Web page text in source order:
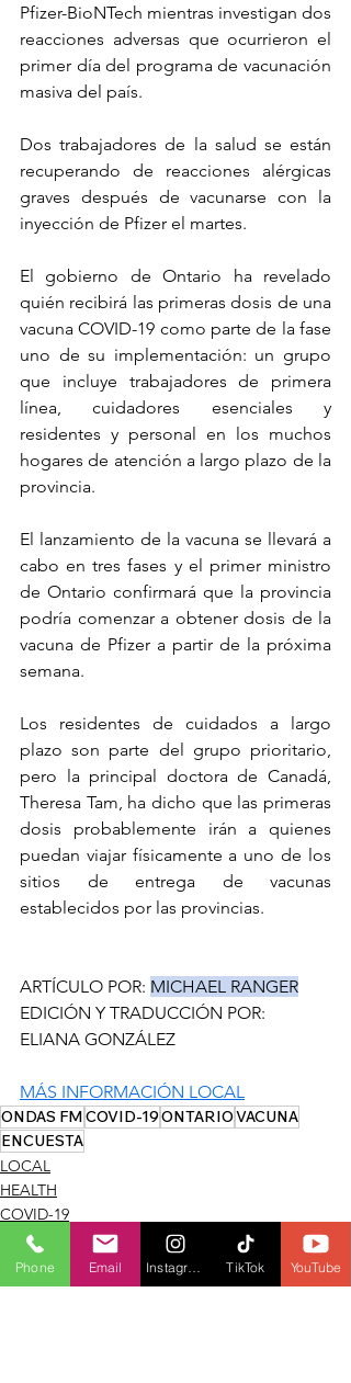
Pfizer-BioNTech mientras investigan dos
reacciones adversas que ocurrieron el
primer día del programa de vacunación
masiva del país.
Dos trabajadores de la salud se están
recuperando de reacciones alérgicas
graves después de vacunarse con la
inyección de Pfizer el martes.
El gobierno de Ontario ha revelado
quién recibirá las primeras dosis de una
vacuna COVID-19 como parte de la fase
uno de su implementación: un grupo
que incluye trabajadores de primera
línea, cuidadores esenciales y
residentes y personal en los muchos
hogares de atención a largo plazo de la
provincia.
El lanzamiento de la vacuna se llevará a
cabo en tres fases y el primer ministro
de Ontario confirmará que la provincia
podría comenzar a obtener dosis de la
vacuna de Pfizer a partir de la próxima
semana.
Los residentes de cuidados a largo
plazo son parte del grupo prioritario,
pero la principal doctora de Canadá,
Theresa Tam, ha dicho que las primeras
dosis probablemente irán a quienes
puedan viajar físicamente a uno de los
sitios de entrega de vacunas
establecidos por las provincias.
ARTÍCULO POR: MICHAEL RANGER
EDICIÓN Y TRADUCCIÓN POR:
ELIANA GONZÁLEZ
MÁS INFORMACIÓN LOCAL
ONDAS FMCOVID-19ONTARIOVACUNA
ENCUESTA
LOCAL
HEALTH
COVID-19
Phone Email TikTok YouTube